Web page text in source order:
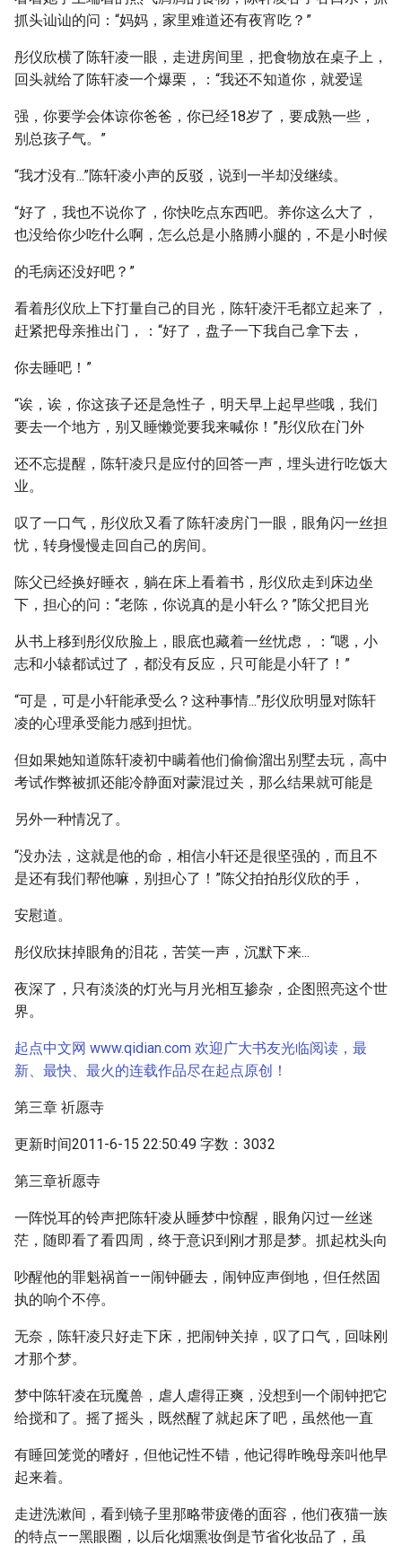
抓头讪讪的问：“妈妈，家里难道还有夜宵吃？”
彤仪欣横了陈轩凌一眼，走进房间里，把食物放在桌子上，
回头就给了陈轩凌一个爆栗，：“我还不知道你，就爱逞
强，你要学会体谅你爸爸，你已经18岁了，要成熟一些，
别总孩子气。”
“我才没有...”陈轩凌小声的反驳，说到一半却没继续。
“好了，我也不说你了，你快吃点东西吧。养你这么大了，
也没给你少吃什么啊，怎么总是小胳膊小腿的，不是小时候
的毛病还没好吧？”
看着彤仪欣上下打量自己的目光，陈轩凌汗毛都立起来了，
赶紧把母亲推出门，：“好了，盘子一下我自己拿下去，
你去睡吧！”
“诶，诶，你这孩子还是急性子，明天早上起早些哦，我们
要去一个地方，别又睡懒觉要我来喊你！”彤仪欣在门外
还不忘提醒，陈轩凌只是应付的回答一声，埋头进行吃饭大
业。
叹了一口气，彤仪欣又看了陈轩凌房门一眼，眼角闪一丝担
忧，转身慢慢走回自己的房间。
陈父已经换好睡衣，躺在床上看着书，彤仪欣走到床边坐
下，担心的问：“老陈，你说真的是小轩么？”陈父把目光
从书上移到彤仪欣脸上，眼底也藏着一丝忧虑，：“嗯，小
志和小辕都试过了，都没有反应，只可能是小轩了！”
“可是，可是小轩能承受么？这种事情...”彤仪欣明显对陈轩
凌的心理承受能力感到担忧。
但如果她知道陈轩凌初中瞒着他们偷偷溜出别墅去玩，高中
考试作弊被抓还能冷静面对蒙混过关，那么结果就可能是
另外一种情况了。
“没办法，这就是他的命，相信小轩还是很坚强的，而且不
是还有我们帮他嘛，别担心了！”陈父拍拍彤仪欣的手，
安慰道。
彤仪欣抹掉眼角的泪花，苦笑一声，沉默下来...
夜深了，只有淡淡的灯光与月光相互掺杂，企图照亮这个世
界。
起点中文网 www.qidian.com 欢迎广大书友光临阅读，最
新、最快、最火的连载作品尽在起点原创！
第三章 祈愿寺
更新时间2011-6-15 22:50:49 字数：3032
第三章祈愿寺
一阵悦耳的铃声把陈轩凌从睡梦中惊醒，眼角闪过一丝迷
茫，随即看了看四周，终于意识到刚才那是梦。抓起枕头向
吵醒他的罪魁祸首——闹钟砸去，闹钟应声倒地，但任然固
执的响个不停。
无奈，陈轩凌只好走下床，把闹钟关掉，叹了口气，回味刚
才那个梦。
梦中陈轩凌在玩魔兽，虐人虐得正爽，没想到一个闹钟把它
给搅和了。摇了摇头，既然醒了就起床了吧，虽然他一直
有睡回笼觉的嗜好，但他记性不错，他记得昨晚母亲叫他早
起来着。
走进洗漱间，看到镜子里那略带疲倦的面容，他们夜猫一族
的特点——黑眼圈，以后化烟熏妆倒是节省化妆品了，虽